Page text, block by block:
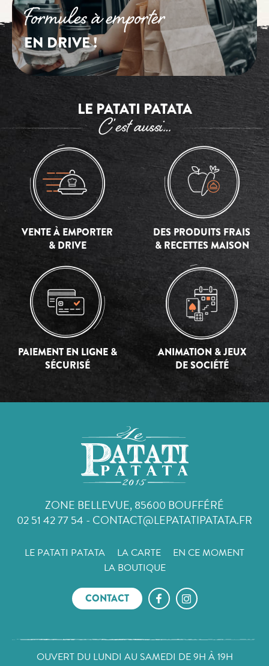
Formules à emporter
EN DRIVE !
LE PATATI PATATA
C’est aussi…
VENTE À EMPORTER
& DRIVE
DES PRODUITS FRAIS
& RECETTES MAISON
PAIEMENT EN LIGNE &
SÉCURISÉ
ANIMATION & JEUX
DE SOCIÉTÉ
ZONE BELLEVUE, 85600 BOUFFÉRÉ
02 51 42 77 54 - CONTACT@LEPATATIPATATA.FR
LE PATATI PATATA LA CARTE
EN CE MOMENT
LA BOUTIQUE
CONTACT
OUVERT DU LUNDI AU SAMEDI DE 9H À 19H